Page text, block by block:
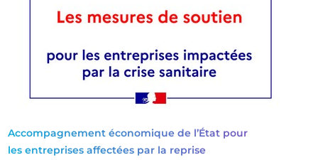
Accompagnement économique de l’État pour
les entreprises affectées par la reprise